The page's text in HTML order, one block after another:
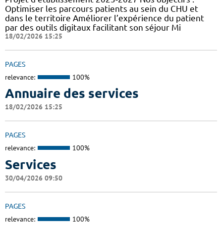
Optimiser les parcours patients au sein du CHU et
dans le territoire Améliorer l’expérience du patient
par des outils digitaux facilitant son séjour Mi
18/02/2026 15:25
PAGES
relevance: 100%
Annuaire des services
18/02/2026 15:25
PAGES
relevance: 100%
Services
30/04/2026 09:50
PAGES
relevance: 100%